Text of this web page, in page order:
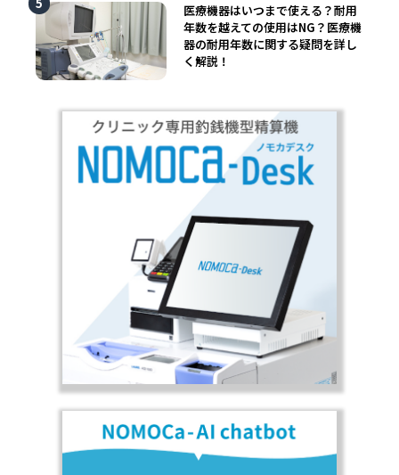
医療機器はいつまで使える？耐用
年数を越えての使用はNG？医療機
器の耐用年数に関する疑問を詳し
く解説！